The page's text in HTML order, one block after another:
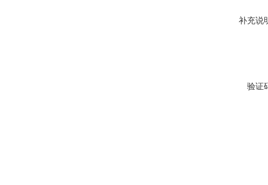
补充说
验证